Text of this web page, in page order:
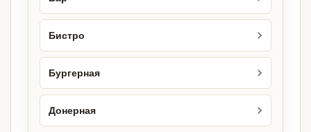
Бистро
Бургерная
Донерная